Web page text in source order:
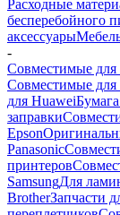
Расходные
бесперебойного
аксессуары
-
Совместимые для
Совместимые для
для Huawei
заправки
Epson
Panasonic
принтеров
SamsungДля
BrotherЗапчасти